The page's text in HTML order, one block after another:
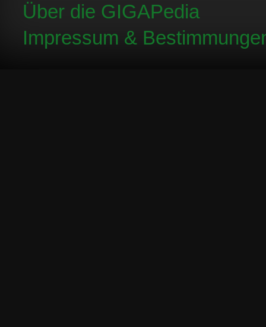
Über die GIGAPedia
Impressum &